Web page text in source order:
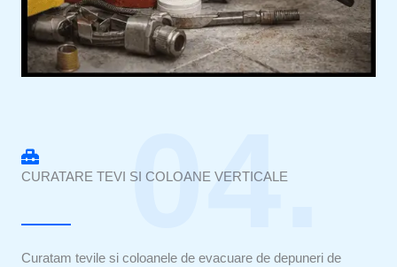
CURATARE TEVI SI COLOANE VERTICALE
04.
Curatam tevile si coloanele de evacuare de depuneri de